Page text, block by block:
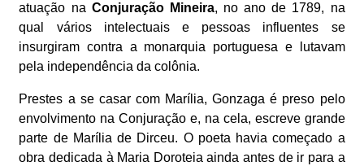
atuação na Conjuração Mineira, no ano de 1789, na
qual vários intelectuais e pessoas influentes se
insurgiram contra a monarquia portuguesa e lutavam
pela independência da colônia.
Prestes a se casar com Marília, Gonzaga é preso pelo
envolvimento na Conjuração e, na cela, escreve grande
parte de Marília de Dirceu. O poeta havia começado a
obra dedicada à Maria Doroteia ainda antes de ir para a